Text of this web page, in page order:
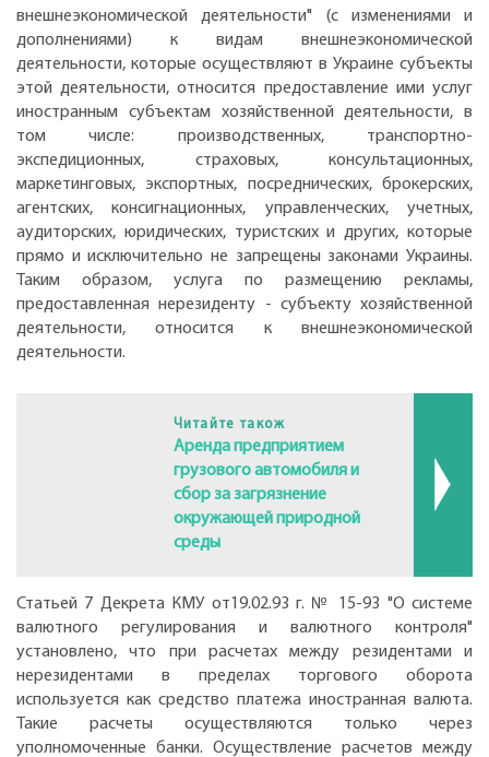
внешнеэкономической деятельности" (с изменениями и
дополнениями) к видам внешнеэкономической
деятельности, которые осуществляют в Украине субъекты
этой деятельности, относится предоставление ими услуг
иностранным субъектам хозяйственной деятельности, в
том числе: производственных, транспортно-
экспедиционных, страховых, консультационных,
маркетинговых, экспортных, посреднических, брокерских,
агентских, консигнационных, управленческих, учетных,
аудиторских, юридических, туристских и других, которые
прямо и исключительно не запрещены законами Украины.
Таким образом, услуга по размещению рекламы,
предоставленная нерезиденту - субъекту хозяйственной
деятельности, относится к внешнеэкономической
деятельности.
Читайте також
Аренда предприятием
грузового автомобиля и
сбор за загрязнение
окружающей природной
среды
Статьей 7 Декрета КМУ от19.02.93 г. № 15-93 "О системе
валютного регулирования и валютного контроля"
установлено, что при расчетах между резидентами и
нерезидентами в пределах торгового оборота
используется как средство платежа иностранная валюта.
Такие расчеты осуществляются только через
уполномоченные банки. Осуществление расчетов между